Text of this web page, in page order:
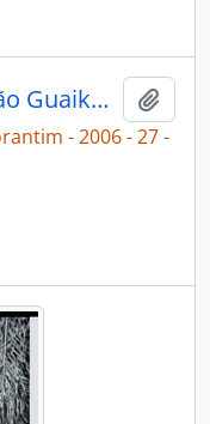
PREZIA, Benedito. O furacão Guaikuru [Porantim]
- 2006 - 27 -